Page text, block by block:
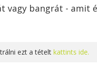
vagy bangrát - amit
ezt a tételt kattints ide.